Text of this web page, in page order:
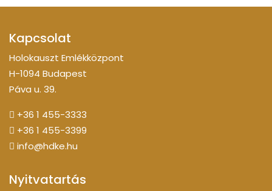
Kapcsolat
Holokauszt Emlékközpont
H-1094 Budapest
Páva u. 39.
+36 1 455-3333
+36 1 455-3399
info@hdke.hu
Nyitvatartás